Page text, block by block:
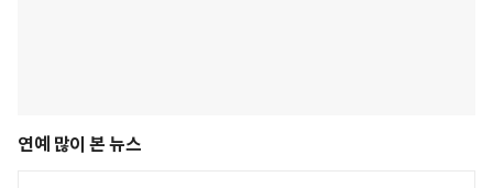
연예 많이 본 뉴스